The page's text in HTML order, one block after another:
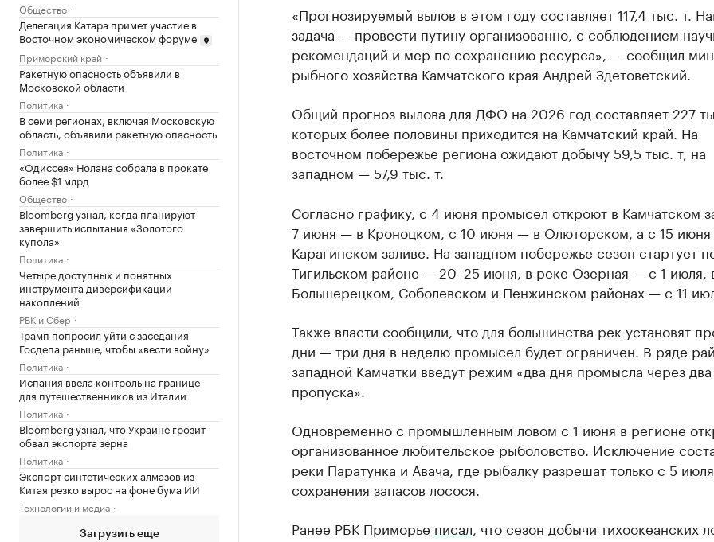
Общество
Делегация Катара примет участие в
Восточном экономическом форуме
Приморский край
Ракетную опасность объявили в
Московской области
Политика
В семи регионах, включая Московскую
область, объявили ракетную опасность
Политика
«Одиссея» Нолана собрала в прокате
более $1 млрд
Общество
Bloomberg узнал, когда планируют
завершить испытания «Золотого
купола»
Политика
Четыре доступных и понятных
инструмента диверсификации
накоплений
РБК и Сбер
Трамп попросил уйти с заседания
Госдепа раньше, чтобы «вести войну»
Политика
Испания ввела контроль на границе
для путешественников из Италии
Политика
Bloomberg узнал, что Украине грозит
обвал экспорта зерна
Политика
Экспорт синтетических алмазов из
Китая резко вырос на фоне бума ИИ
Технологии и медиа
Загрузить еще
«Прогнозируемый вылов в этом году составляет 117,4 тыс. т.
задача — провести путину организованно, с соблюдением
рекомендаций и мер по сохранению ресурса», — сообщил
рыбного хозяйства Камчатского края Андрей Здетоветский.
Общий прогноз вылова для ДФО на 2026 год составляет 227
которых более половины приходится на Камчатский край. На
восточном побережье региона ожидают добычу 59,5 тыс. т, на
западном — 57,9 тыс. т.
Согласно графику, с 4 июня промысел откроют в Камчатском
7 июня — в Кроноцком, с 10 июня — в Олюторском, а с 15
Карагинском заливе. На западном побережье сезон стартует
Тигильском районе — 20–25 июня, в реке Озерная — с 1 июля,
Большерецком, Соболевском и Пенжинском районах — с 11
Также власти сообщили, что для большинства рек установят
дни — три дня в неделю промысел будет ограничен. В ряде
западной Камчатки введут режим «два дня промысла через
пропуска».
Одновременно с промышленным ловом с 1 июня в регионе
организованное любительское рыболовство. Исключение
реки Паратунка и Авача, где рыбалку разрешат только с 5
сохранения запасов лосося.
Ранее РБК Приморье писал , что сезон добычи тихоокеанских